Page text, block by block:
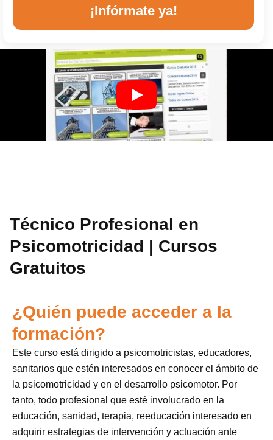
¡Infórmate ya!
Técnico Profesional en
Psicomotricidad | Cursos
Gratuitos
¿Quién puede acceder a la
formación?
Este curso está dirigido a psicomotricistas, educadores,
sanitarios que estén interesados en conocer el ámbito de
la psicomotricidad y en el desarrollo psicomotor. Por
tanto, todo profesional que esté involucrado en la
educación, sanidad, terapia, reeducación interesado en
adquirir estrategias de intervención y actuación ante